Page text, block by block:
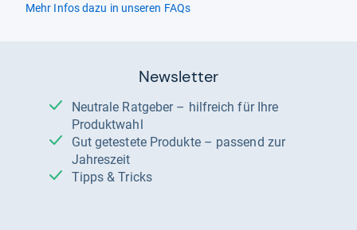
Mehr Infos dazu in unseren FAQs
Newsletter
Neutrale Ratgeber – hilfreich für Ihre
Produktwahl
Gut getestete Produkte – passend zur
Jahreszeit
Tipps & Tricks